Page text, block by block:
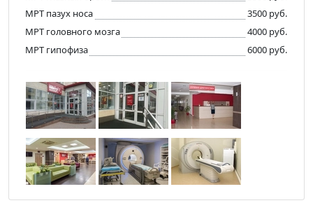
МРТ пазух носа
3500 руб.
МРТ головного мозга
4000 руб.
МРТ гипофиза
6000 руб.